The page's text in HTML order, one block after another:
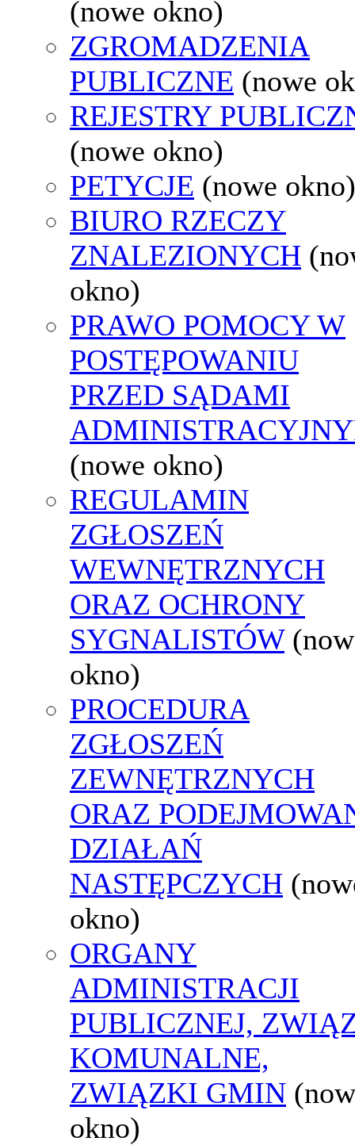
(nowe okno)
ZGROMADZENIA
PUBLICZNE (nowe
REJESTRY
(nowe okno)
PETYCJE (nowe okno)
BIURO RZECZY
ZNALEZIONYCH
okno)
PRAWO POMOCY W
POSTĘPOWANIU
PRZED SĄDAMI
(nowe okno)
REGULAMIN
ZGŁOSZEŃ
WEWNĘTRZNYCH
ORAZ OCHRONY
SYGNALISTÓW
okno)
PROCEDURA
ZGŁOSZEŃ
ZEWNĘTRZNYCH
ORAZ
DZIAŁAŃ
NASTĘPCZYCH
okno)
ORGANY
ADMINISTRACJI
PUBLICZNEJ,
KOMUNALNE,
ZWIĄZKI GMIN
okno)